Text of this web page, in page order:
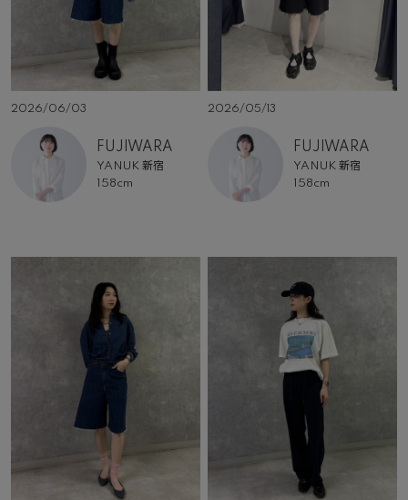
2026/06/03
FUJIWARA
YANUK 新宿
158cm
2026/05/13
FUJIWARA
YANUK 新宿
158cm